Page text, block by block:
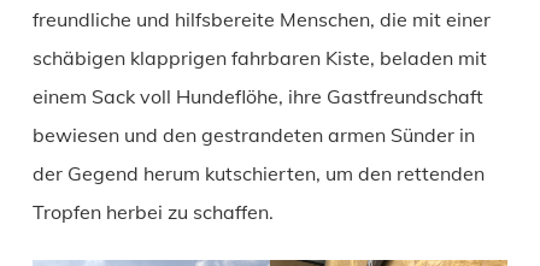
freundliche und hilfsbereite Menschen, die mit einer
schäbigen klapprigen fahrbaren Kiste, beladen mit
einem Sack voll Hundeflöhe, ihre Gastfreundschaft
bewiesen und den gestrandeten armen Sünder in
der Gegend herum kutschierten, um den rettenden
Tropfen herbei zu schaffen.